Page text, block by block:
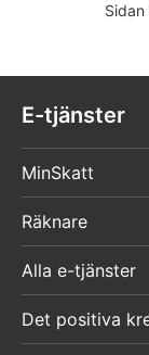
E-tjänster
MinSkatt
Räknare
Alla e-tjänster
Det positiva